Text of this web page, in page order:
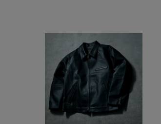
ATELIER AMBOISE
ATELIER EDITION
ATHENA NEW YORK